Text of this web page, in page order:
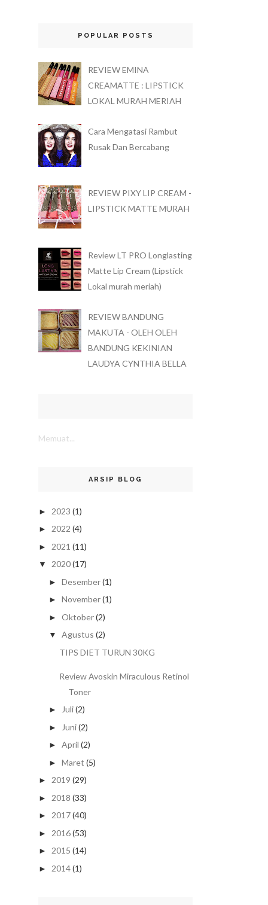
POPULAR POSTS
REVIEW EMINA
CREAMATTE : LIPSTICK
LOKAL MURAH MERIAH
Cara Mengatasi Rambut
Rusak Dan Bercabang
REVIEW PIXY LIP CREAM -
LIPSTICK MATTE MURAH
Review LT PRO Longlasting
Matte Lip Cream (Lipstick
Lokal murah meriah)
REVIEW BANDUNG
MAKUTA - OLEH OLEH
BANDUNG KEKINIAN
LAUDYA CYNTHIA BELLA
Memuat...
ARSIP BLOG
► 2023 (1)
► 2022 (4)
► 2021 (11)
▼ 2020(17)
► Desember(1)
► November(1)
► Oktober(2)
▼ Agustus (2)
TIPS DIET TURUN 30KG
Review Avoskin Miraculous Retinol
Toner
► Juli(2)
► Juni(2)
► April (2)
► Maret (5)
► 2019 (29)
► 2018 (33)
► 2017(40)
► 2016(53)
► 2015 (14)
► 2014(1)